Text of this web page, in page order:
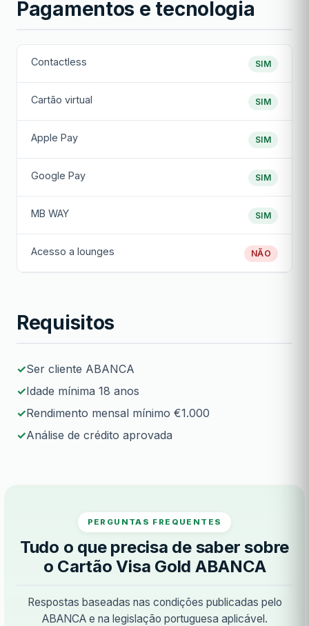
Pagamentos e tecnologia
Contactless SIM
Cartão virtual SIM
Apple Pay SIM
Google Pay SIM
MB WAY SIM
Acesso a lounges NÃO
Requisitos
Ser cliente ABANCA
Idade mínima 18 anos
Rendimento mensal mínimo €1.000
Análise de crédito aprovada
PERGUNTAS FREQUENTES
Tudo o que precisa de saber sobre
o Cartão Visa Gold ABANCA
Respostas baseadas nas condições publicadas pelo
ABANCA e na legislação portuguesa aplicável.